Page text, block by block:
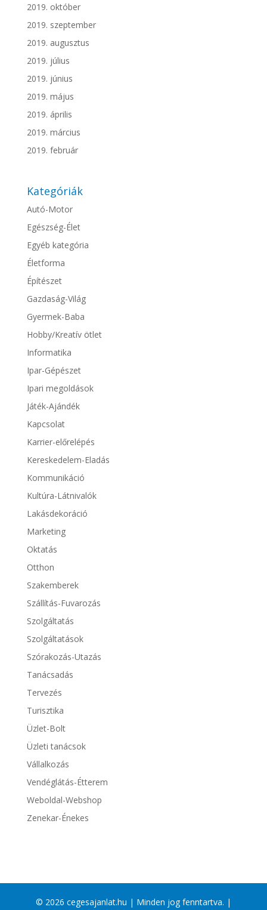
2019. október
2019. szeptember
2019. augusztus
2019. július
2019. június
2019. május
2019. április
2019. március
2019. február
Kategóriák
Autó-Motor
Egészség-Élet
Egyéb kategória
Életforma
Építészet
Gazdaság-Világ
Gyermek-Baba
Hobby/Kreatív ötlet
Informatika
Ipar-Gépészet
Ipari megoldások
Játék-Ajándék
Kapcsolat
Karrier-előrelépés
Kereskedelem-Eladás
Kommunikáció
Kultúra-Látnivalók
Lakásdekoráció
Marketing
Oktatás
Otthon
Szakemberek
Szállítás-Fuvarozás
Szolgáltatás
Szolgáltatások
Szórakozás-Utazás
Tanácsadás
Tervezés
Turisztika
Üzlet-Bolt
Üzleti tanácsok
Vállalkozás
Vendéglátás-Étterem
Weboldal-Webshop
Zenekar-Énekes
© 2026 cegesajanlat.hu | Minden jog fenntartva. |